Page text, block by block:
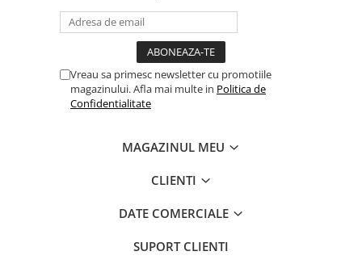
Vreau sa primesc newsletter cu promotiile
magazinului. Afla mai multe in Politica de
Confidentialitate
MAGAZINUL MEU
CLIENTI
DATE COMERCIALE
SUPORT CLIENTI